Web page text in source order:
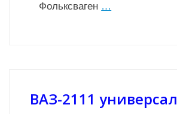
Фольксваген …
ВАЗ-2111 универсал